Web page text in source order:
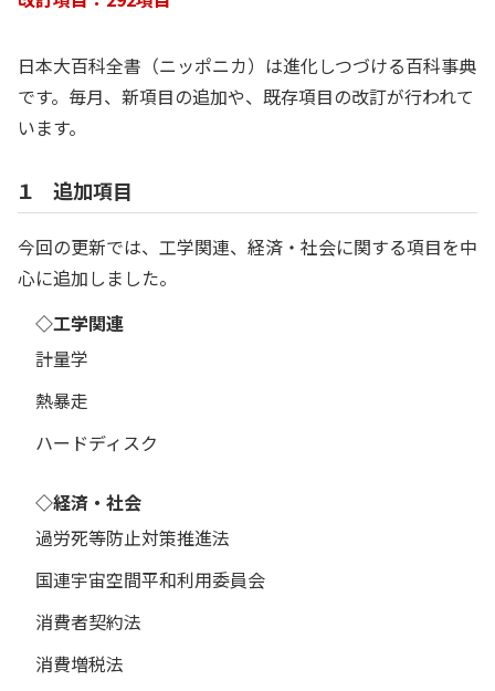
日本大百科全書（ニッポニカ）は進化しつづける百科事典
です。毎月、新項目の追加や、既存項目の改訂が行われて
います。
１ 追加項目
今回の更新では、工学関連、経済・社会に関する項目を中
心に追加しました。
◇工学関連
計量学
熱暴走
ハードディスク
◇経済・社会
過労死等防止対策推進法
国連宇宙空間平和利用委員会
消費者契約法
消費増税法